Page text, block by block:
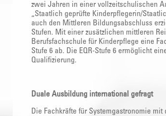
zwei Jahren in einer vollzeitschulischen
„Staatlich geprüfte Kinderpflegerin/
auch den Mittleren Bildungsabschluss
Stufen. Mit einer zusätzlichen mittleren
Berufsfachschule für Kinderpflege eine
Stufe 6 ab. Die EQR-Stufe 6 ermöglicht
Qualifizierung.
Duale Ausbildung international gefragt
Die Fachkräfte für Systemgastronomie